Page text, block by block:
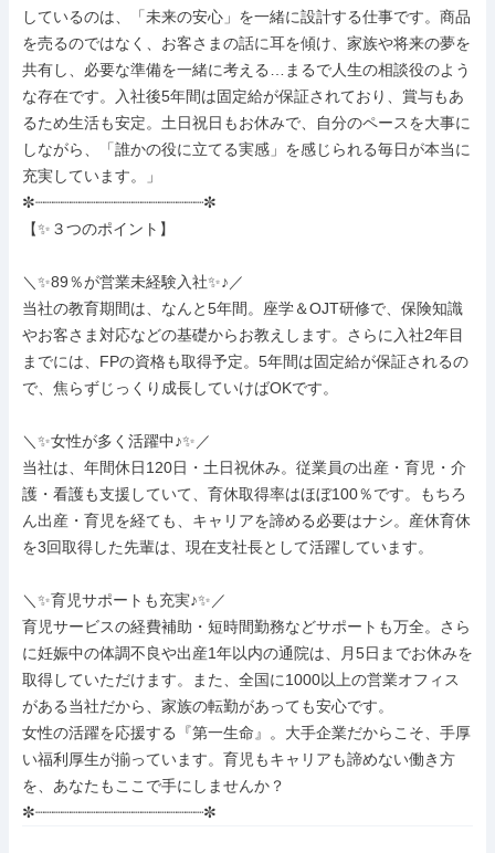
しているのは、「未来の安心」を一緒に設計する仕事です。商品
を売るのではなく、お客さまの話に耳を傾け、家族や将来の夢を
共有し、必要な準備を一緒に考える…まるで人生の相談役のよう
な存在です。入社後5年間は固定給が保証されており、賞与もあ
るため生活も安定。土日祝日もお休みで、自分のペースを大事に
しながら、「誰かの役に立てる実感」を感じられる毎日が本当に
充実しています。」
✼┈┈┈┈┈┈┈┈┈┈┈┈┈┈┈┈┈┈┈✼
【✨３つのポイント】
＼✨89％が営業未経験入社✨♪／
当社の教育期間は、なんと5年間。座学＆OJT研修で、保険知識
やお客さま対応などの基礎からお教えします。さらに入社2年目
までには、FPの資格も取得予定。5年間は固定給が保証されるの
で、焦らずじっくり成長していけばOKです。
＼✨女性が多く活躍中♪✨／
当社は、年間休日120日・土日祝休み。従業員の出産・育児・介
護・看護も支援していて、育休取得率はほぼ100％です。もちろ
ん出産・育児を経ても、キャリアを諦める必要はナシ。産休育休
を3回取得した先輩は、現在支社長として活躍しています。
＼✨育児サポートも充実♪✨／
育児サービスの経費補助・短時間勤務などサポートも万全。さら
に妊娠中の体調不良や出産1年以内の通院は、月5日までお休みを
取得していただけます。また、全国に1000以上の営業オフィス
がある当社だから、家族の転勤があっても安心です。
女性の活躍を応援する『第一生命』。大手企業だからこそ、手厚
い福利厚生が揃っています。育児もキャリアも諦めない働き方
を、あなたもここで手にしませんか？
✼┈┈┈┈┈┈┈┈┈┈┈┈┈┈┈┈┈┈┈✼